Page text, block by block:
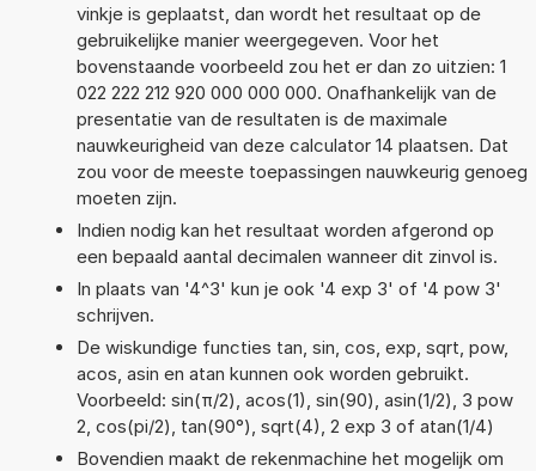
vinkje is geplaatst, dan wordt het resultaat op de
gebruikelijke manier weergegeven. Voor het
bovenstaande voorbeeld zou het er dan zo uitzien: 1
022 222 212 920 000 000 000. Onafhankelijk van de
presentatie van de resultaten is de maximale
nauwkeurigheid van deze calculator 14 plaatsen. Dat
zou voor de meeste toepassingen nauwkeurig genoeg
moeten zijn.
Indien nodig kan het resultaat worden afgerond op
een bepaald aantal decimalen wanneer dit zinvol is.
In plaats van '4^3' kun je ook '4 exp 3' of '4 pow 3'
schrijven.
De wiskundige functies tan, sin, cos, exp, sqrt, pow,
acos, asin en atan kunnen ook worden gebruikt.
Voorbeeld: sin(π/2), acos(1), sin(90), asin(1/2), 3 pow
2, cos(pi/2), tan(90°), sqrt(4), 2 exp 3 of atan(1/4)
Bovendien maakt de rekenmachine het mogelijk om